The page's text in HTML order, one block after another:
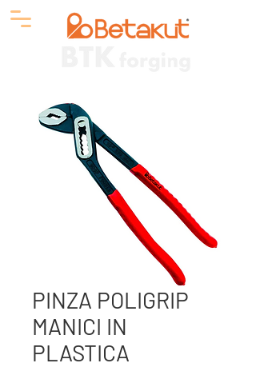
PINZA POLIGRIP
MANICI IN
PLASTICA